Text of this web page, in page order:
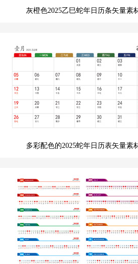
灰橙色2025乙巳蛇年日历条矢量素
多彩配色的2025蛇年日历表矢量素